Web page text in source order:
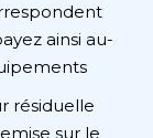
ainsi au-
résiduelle
sur le